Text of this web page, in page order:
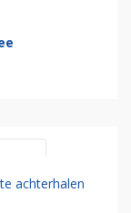
achterhalen